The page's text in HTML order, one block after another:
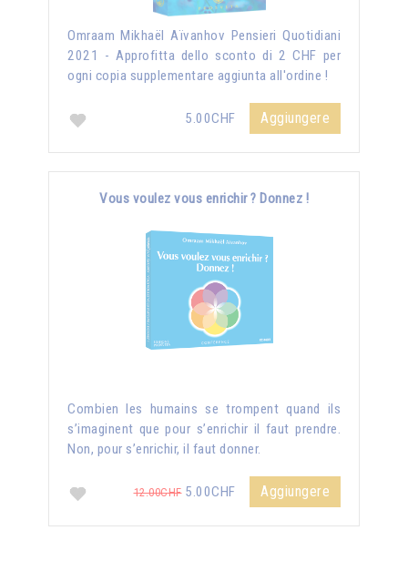
Omraam Mikhaël Aïvanhov Pensieri Quotidiani
2021 - Approfitta dello sconto di 2 CHF per
ogni copia supplementare aggiunta all'ordine !
5.00CHF Aggiungere
Vous voulez vous enrichir ? Donnez !
Combien les humains se trompent quand ils
s’imaginent que pour s’enrichir il faut prendre.
Non, pour s’enrichir, il faut donner.
12.00CHF5.00CHF Aggiungere